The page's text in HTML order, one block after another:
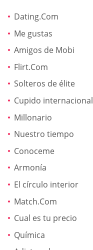
Dating.Com
Me gustas
Amigos de Mobi
Flirt.Com
Solteros de élite
Cupido internacional
Millonario
Nuestro tiempo
Conoceme
Armonía
El círculo interior
Match.Com
Cual es tu precio
Química